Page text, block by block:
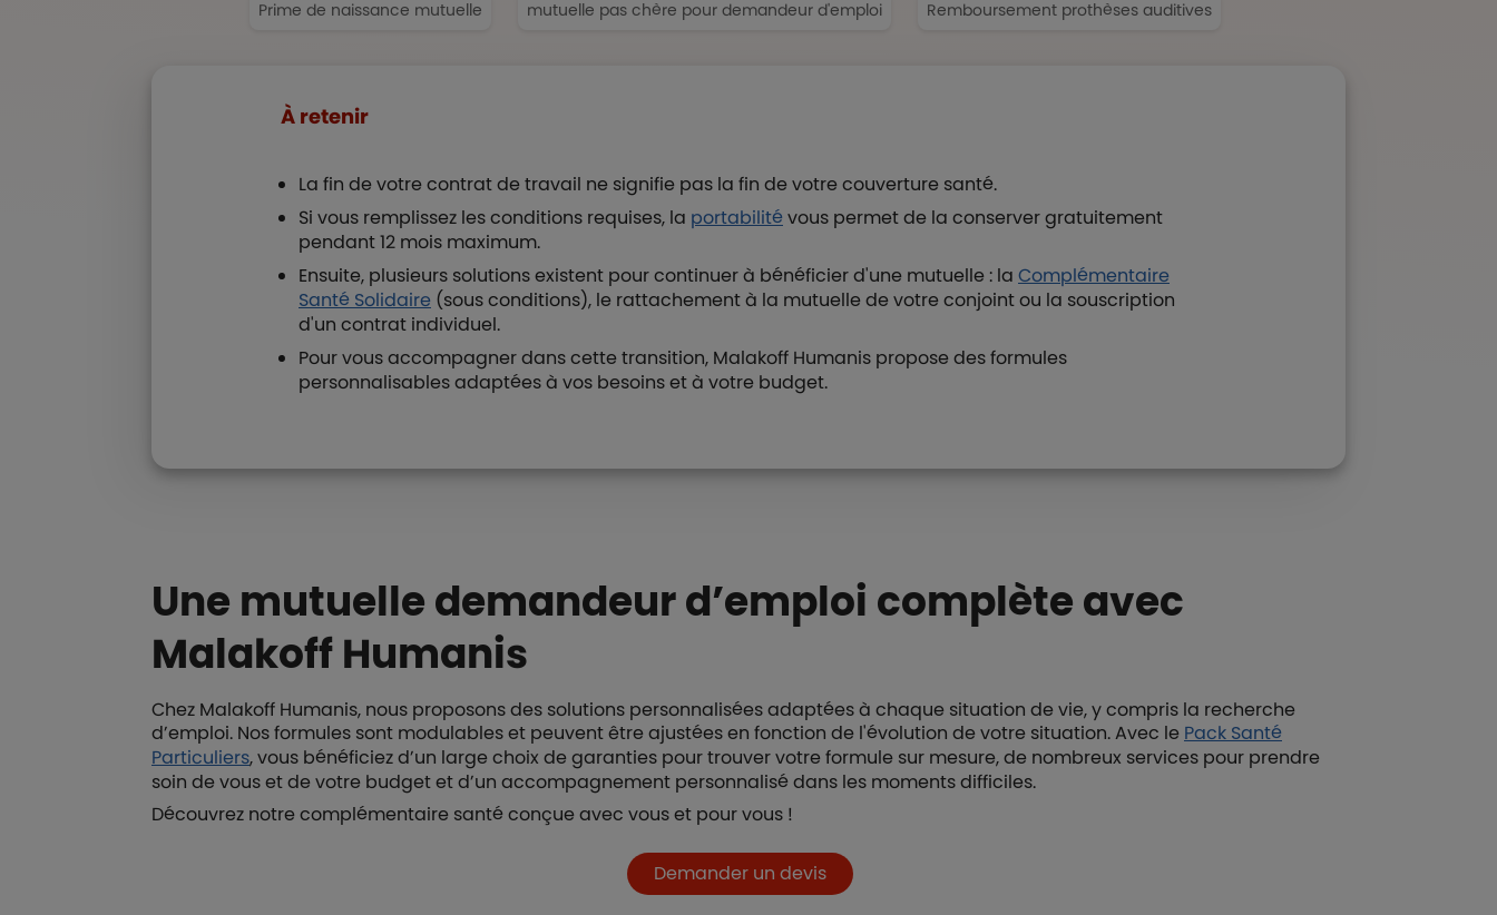
Prime de naissance mutuelle mutuelle pas chère pour demandeur d'emploi Remboursement prothèses auditives
À retenir
La fin de votre contrat de travail ne signifie pas la fin de votre couverture santé.
Si vous remplissez les conditions requises, la portabilitévous permet de la conserver gratuitement
pendant 12 mois maximum.
Ensuite, plusieurs solutions existent pour continuer à bénéficier d'une mutuelle : la Complémentaire
Santé Solidaire (sous conditions), le rattachement à la mutuelle de votre conjoint ou la souscription
d'un contrat individuel.
Pour vous accompagner dans cette transition, Malakoff Humanis propose des formules
personnalisables adaptées à vos besoins et à votre budget.
Une mutuelle demandeur d’emploi complète avec
Malakoff Humanis
Chez Malakoff Humanis, nous proposons des solutions personnalisées adaptées à chaque situation de vie, y compris la recherche
d’emploi. Nos formules sont modulables et peuvent être ajustées en fonction de l'évolution de votre situation. Avec le Pack Santé
Particuliers, vous bénéficiez d’un large choix de garanties pour trouver votre formule sur mesure, de nombreux services pour prendre
soin de vous et de votre budget et d’un accompagnement personnalisé dans les moments difficiles.
Découvrez notre complémentaire santé conçue avec vous et pour vous !
Demander un devis